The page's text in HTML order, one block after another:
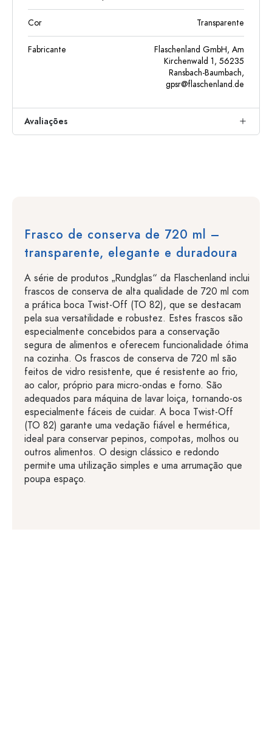
Cor Transparente
Fabricante
Flaschenland GmbH, Am
Kirchenwald 1, 56235
Ransbach-Baumbach,
gpsr@flaschenland.de
Avaliações
Frasco de conserva de 720 ml –
transparente, elegante e duradoura
A série de produtos „Rundglas“ da Flaschenland inclui
frascos de conserva de alta qualidade de 720 ml com
a prática boca Twist-Off (TO 82), que se destacam
pela sua versatilidade e robustez. Estes frascos são
especialmente concebidos para a conservação
segura de alimentos e oferecem funcionalidade ótima
na cozinha. Os frascos de conserva de 720 ml são
feitos de vidro resistente, que é resistente ao frio,
ao calor, próprio para micro-ondas e forno. São
adequados para máquina de lavar loiça, tornando-os
especialmente fáceis de cuidar. A boca Twist-Off
(TO 82) garante uma vedação fiável e hermética,
ideal para conservar pepinos, compotas, molhos ou
outros alimentos. O design clássico e redondo
permite uma utilização simples e uma arrumação que
poupa espaço.